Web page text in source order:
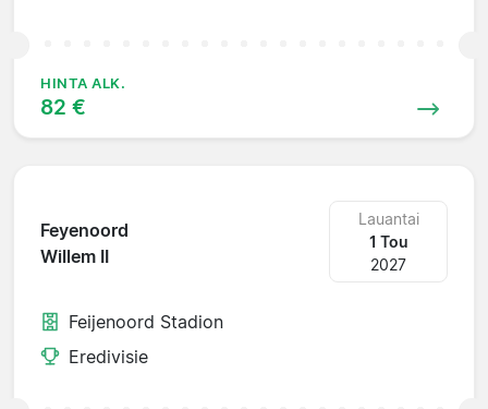
HINTA ALK.
82 €
Feyenoord
Willem II
Lauantai
1 Tou
2027
Feijenoord Stadion
Eredivisie